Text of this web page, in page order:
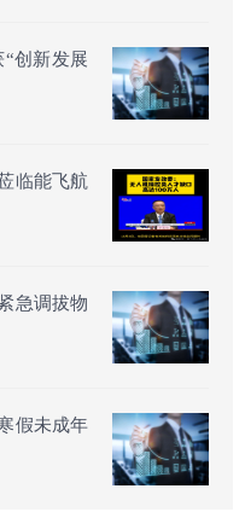
创新发展
临能飞航
急调拔物
假未成年